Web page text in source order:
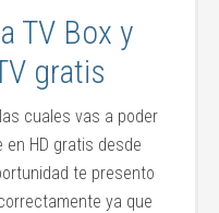
TV Box y
gratis
cuales vas a poder
en HD gratis desde
te presento
ya que